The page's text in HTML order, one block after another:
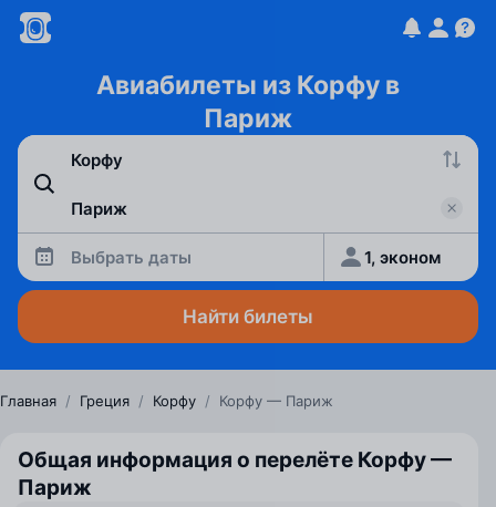
Авиабилеты из Корфу в
Париж
Выбрать даты 1, эконом
Найти билеты
Главная / Греция / Корфу / Корфу — Париж
Общая информация о перелёте Корфу —
Париж